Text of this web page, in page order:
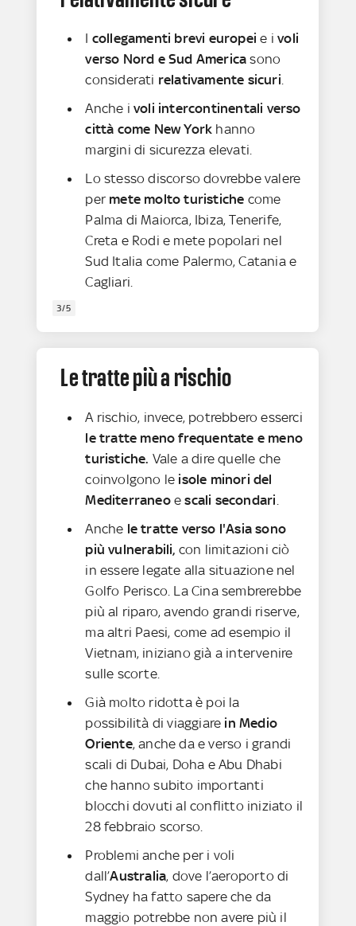
I collegamenti brevi europeie ivoli
verso Nord e Sud Americasono
considerati relativamente sicuri
Anche ivoli intercontinentali verso
città come New York hanno
margini di sicurezza elevati.
Lo stesso discorso dovrebbe valere
per mete molto turistiche come
Palma di Maiorca, Ibiza, Tenerife,
Creta e Rodi e mete popolari nel
Sud Italia come Palermo, Catania e
Cagliari.
3/5
Le tratte più a rischio
A rischio, invece, potrebbero esserci
le tratte meno frequentate e meno
turistiche. Vale a dire quelle che
coinvolgono le isole minori del
Mediterraneoe scali secondari
Anche le tratte verso l'Asia sono
più vulnerabili, con limitazioni ciò
in essere legate alla situazione nel
Golfo Perisco. La Cina sembrerebbe
più al riparo, avendo grandi riserve,
ma altri Paesi, come ad esempio il
Vietnam, iniziano già a intervenire
sulle scorte.
Già molto ridotta è poi la
possibilità di viaggiare in Medio
Oriente, anche da e verso i grandi
scali di Dubai, Doha e Abu Dhabi
che hanno subito importanti
blocchi dovuti al conflitto iniziato il
28 febbraio scorso.
Problemi anche per i voli
dall’Australia, dove l’aeroporto di
Sydney ha fatto sapere che da
maggio potrebbe non avere più il